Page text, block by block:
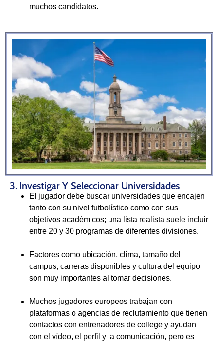
muchos candidatos.
3. Investigar Y Seleccionar Universidades
El jugador debe buscar universidades que encajen
tanto con su nivel futbolístico como con sus
objetivos académicos; una lista realista suele incluir
entre 20 y 30 programas de diferentes divisiones.
Factores como ubicación, clima, tamaño del
campus, carreras disponibles y cultura del equipo
son muy importantes al tomar decisiones.
Muchos jugadores europeos trabajan con
plataformas o agencias de reclutamiento que tienen
contactos con entrenadores de college y ayudan
con el vídeo, el perfil y la comunicación, pero es